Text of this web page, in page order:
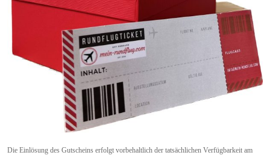
Die Einlösung des Gutscheins erfolgt vorbehaltlich der tatsächlichen Verfügbarkeit am